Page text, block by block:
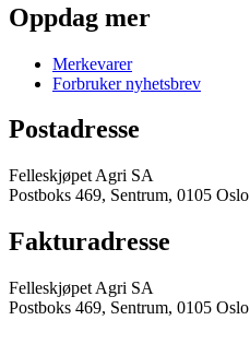
Oppdag mer
Merkevarer
Forbruker nyhetsbrev
Postadresse
Felleskjøpet Agri SA
Postboks 469, Sentrum, 0105 Oslo
Fakturadresse
Felleskjøpet Agri SA
Postboks 469, Sentrum, 0105 Oslo